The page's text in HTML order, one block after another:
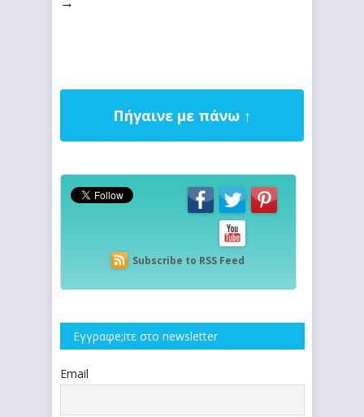
Πήγαινε με πάνω ↑
Subscribe to RSS Feed
Εγγραφe;iτε στο newsletter
Email